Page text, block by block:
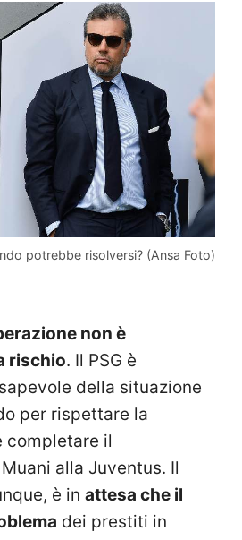
potrebbe risolversi? (Ansa Foto)
non è
rischio. Il PSG è
della situazione
per rispettare la
completare il
alla Juventus. Il
è in attesa che il
dei prestiti in